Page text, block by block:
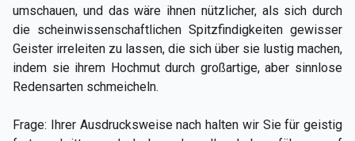
umschauen, und das wäre ihnen nützlicher, als sich durch
die scheinwissenschaftlichen Spitzfindigkeiten gewisser
Geister irreleiten zu lassen, die sich über sie lustig machen,
indem sie ihrem Hochmut durch großartige, aber sinnlose
Redensarten schmeicheln.
Frage: Ihrer Ausdrucksweise nach halten wir Sie für geistig